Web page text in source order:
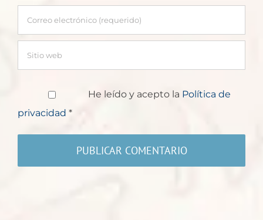
He leído y acepto la Política de
privacidad *